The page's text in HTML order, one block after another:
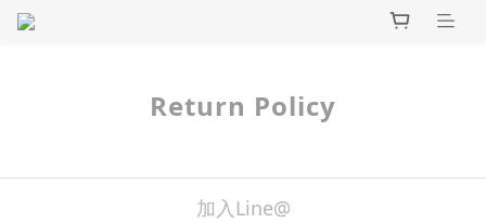
Return Policy
加入Line@